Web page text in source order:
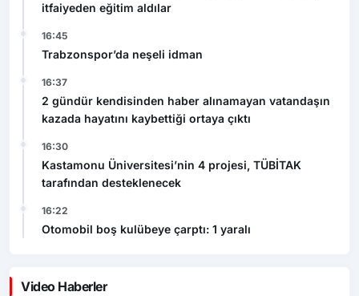
itfaiyeden eğitim aldılar
16:45
Trabzonspor’da neşeli idman
16:37
2 gündür kendisinden haber alınamayan vatandaşın
kazada hayatını kaybettiği ortaya çıktı
16:30
Kastamonu Üniversitesi’nin 4 projesi, TÜBİTAK
tarafından desteklenecek
16:22
Otomobil boş kulübeye çarptı: 1 yaralı
Video Haberler